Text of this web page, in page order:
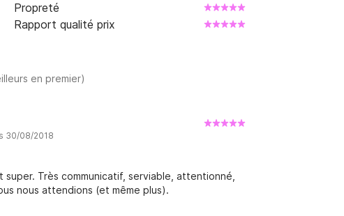
Propreté
Rapport qualité prix
en premier)
30/08/2018
Très communicatif, serviable, attentionné,
nous attendions (et même plus).